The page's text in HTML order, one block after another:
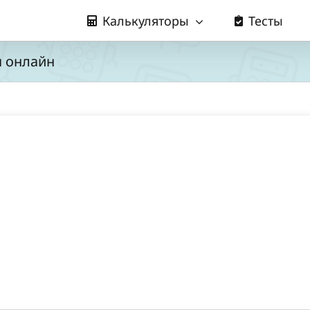
Калькуляторы Тесты
онлайн